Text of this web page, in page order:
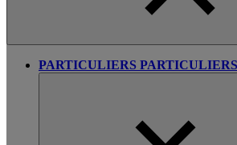
PARTICULIERS PARTICULIERS